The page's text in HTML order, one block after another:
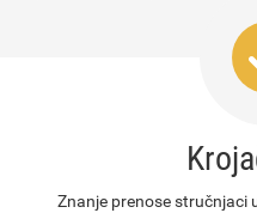
Znanje prenose stručnjaci